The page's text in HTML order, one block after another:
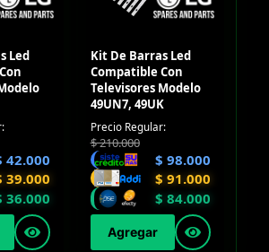
Led
42.000
39.000
36.000
Kit De Barras Led
Compatible Con
Televisores Modelo
49UN7, 49UK
Precio Regular:
$210.000
$ 98.000
$ 91.000
$ 84.000
Agregar